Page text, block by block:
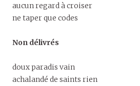
aucun regard à croiser
ne taper que codes
Non délivrés
doux paradis vain
achalandé de saints rien